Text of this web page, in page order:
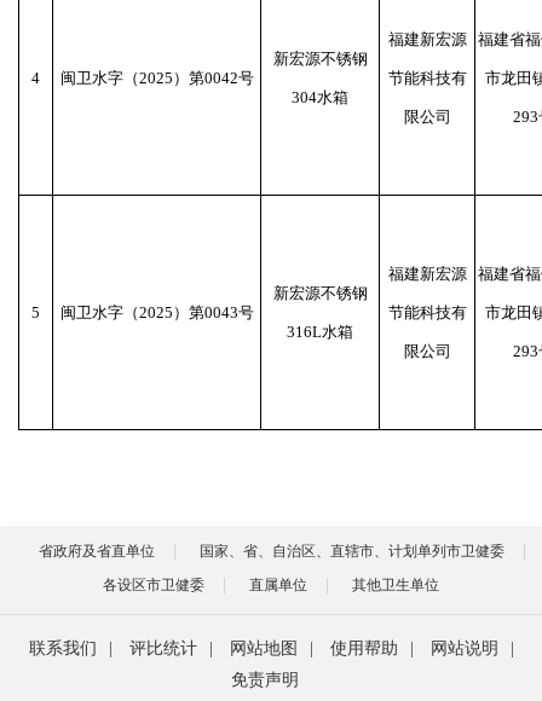
4 闽卫水字（2025）第0042号
新宏源不锈钢
304水箱
福建新宏源
节能科技有
限公司
福建省
市龙田
293
5 闽卫水字（2025）第0043号
新宏源不锈钢
316L水箱
福建新宏源
节能科技有
限公司
福建省
市龙田
293
省政府及省直单位
国家、省、自治区、直辖市、计划单列市卫健委
各设区市卫健委
直属单位 其他卫生单位
联系我们 评比统计 网站地图 使用帮助 网站说明
免责声明